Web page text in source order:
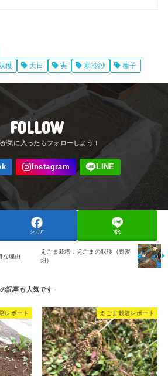
穫 天日 実 寒冷紗 種子
FOLLOW
シェア 送る
な理由
えごま栽培：えごまの収穫（野麦
畑）
レポート えごま栽培レポート